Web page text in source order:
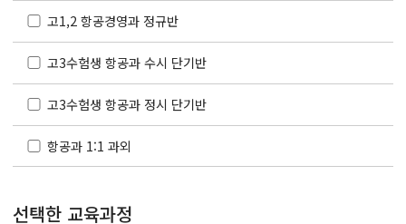
고1,2 항공경영과 정규반
고3수험생 항공과 수시 단기반
고3수험생 항공과 정시 단기반
항공과 1:1 과외
선택한 교육과정